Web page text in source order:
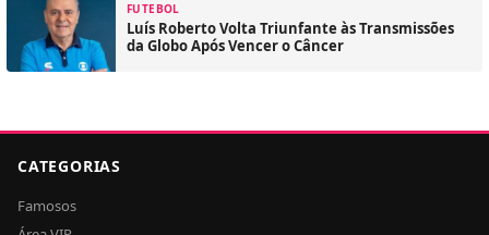
FUTEBOL
Luís Roberto Volta Triunfante às Transmissões
da Globo Após Vencer o Câncer
CATEGORIAS
Famosos